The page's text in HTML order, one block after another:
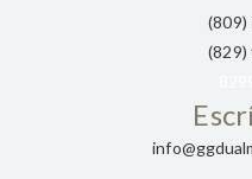
(809)
(829)